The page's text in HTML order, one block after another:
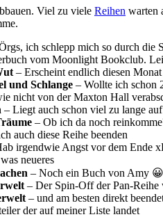
Viel zu viele Reihen warten
ich schlepp mich so durch die
vom Moonlight Bookclub.
– Erscheint endlich diesen
und Schlange – Wollte ich schon
nicht von der Maxton Hall
– Liegt auch schon viel zu lange
– Ob ich da noch
auch diese Reihe beenden
irgendwie Angst vor dem Ende
neueres
– Noch ein Buch von Amy 😀
– Der Spin-Off der Pan-Reihe
– und am besten direkt
der auf meiner Liste landet